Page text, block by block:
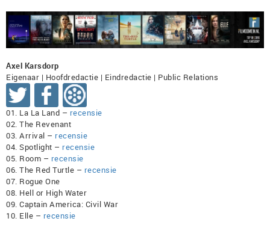
Axel Karsdorp
Eigenaar | Hoofdredactie | Eindredactie | Public Relations
01. La La Land – recensie
02. The Revenant
03. Arrival – recensie
04. Spotlight – recensie
05. Room – recensie
06. The Red Turtle – recensie
07. Rogue One
08. Hell or High Water
09. Captain America: Civil War
10. Elle – recensie